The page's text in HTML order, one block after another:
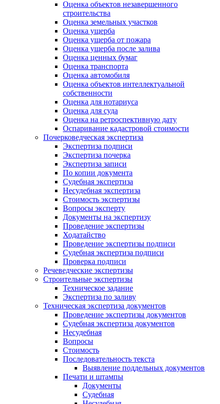
Оценка объектов незавершенного
строительства
Оценка земельных участков
Оценка ущерба
Оценка ущерба от пожара
Оценка ущерба после залива
Оценка ценных бумаг
Оценка транспорта
Оценка автомобиля
Оценка объектов интеллектуальной
собственности
Оценка для нотариуса
Оценка для суда
Оценка на ретроспективную дату
Оспаривание кадастровой стоимости
Почерковедческая экспертиза
Экспертиза подписи
Экспертиза почерка
Экспертиза записи
По копии документа
Судебная экспертиза
Несудебная экспертиза
Стоимость экспертизы
Вопросы эксперту
Документы на экспертизу
Проведение экспертизы
Ходатайство
Проведение экспертизы подписи
Судебная экспертиза подписи
Проверка подписи
Речеведческие экспертизы
Строительные экспертизы
Техническое задание
Экспертиза по заливу
Техническая экспертиза документов
Проведение экспертизы документов
Судебная экспертиза документов
Несудебная
Вопросы
Стоимость
Последовательность текста
Выявление поддельных документов
Печати и штампы
Документы
Судебная